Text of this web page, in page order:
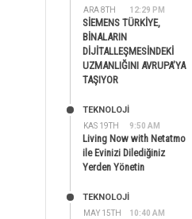
ARA 8TH 12:29 PM
SİEMENS TÜRKİYE,
BİNALARIN
DİJİTALLEŞMESİNDEKİ
UZMANLIĞINI AVRUPA’YA
TAŞIYOR
KAS 19TH 9:50 AM
TEKNOLOJİ
Living Now with Netatmo
ile Evinizi Dilediğiniz
Yerden Yönetin
MAY 15TH 10:40 AM
TEKNOLOJİ